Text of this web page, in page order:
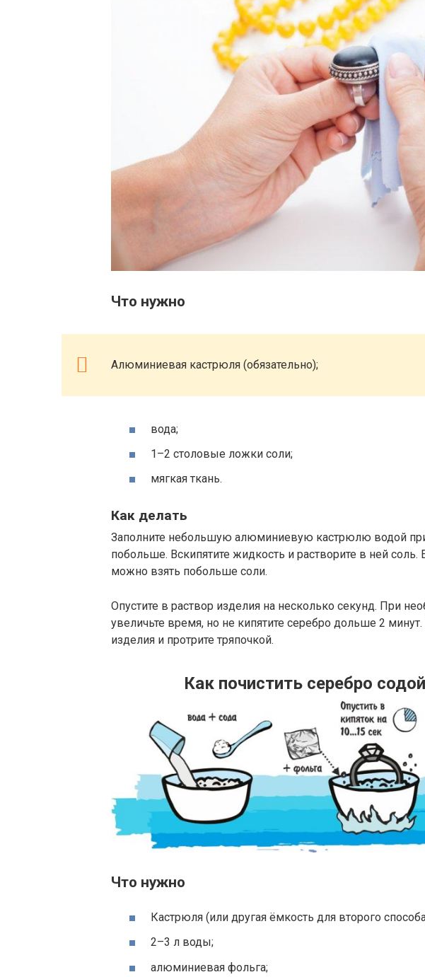
Что нужно
Алюминиевая кастрюля (обязательно);
вода;
1–2 столовые ложки соли;
мягкая ткань.
Как делать
Заполните небольшую алюминиевую кастрюлю водой
побольше. Вскипятите жидкость и растворите в ней соль.
можно взять побольше соли.
Опустите в раствор изделия на несколько секунд. При
увеличьте время, но не кипятите серебро дольше 2
изделия и протрите тряпочкой.
Как почистить серебро
Что нужно
Кастрюля (или другая ёмкость для второго
2–3 л воды;
алюминиевая фольга;